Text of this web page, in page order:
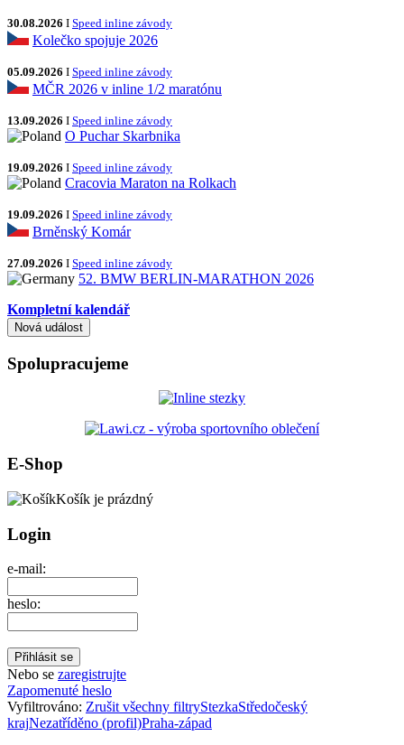
30.08.2026 I Speed inline závody
Kolečko spojuje 2026
05.09.2026 I Speed inline závody
MČR 2026 v inline 1/2 maratónu
13.09.2026 I Speed inline závody
O Puchar Skarbnika
19.09.2026 I Speed inline závody
Cracovia Maraton na Rolkach
19.09.2026 I Speed inline závody
Brněnský Komár
27.09.2026 I Speed inline závody
52. BMW BERLIN-MARATHON 2026
Kompletní kalendář
Spolupracujeme
E-Shop
Košík je prázdný
Login
e-mail:
heslo:
Nebo se zaregistrujte
Zapomenuté heslo
Vyfiltrováno: Zrušit všechny filtryStezkaStředočeský
krajNezatříděno (profil)Praha-západ